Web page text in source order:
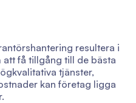
resultera i
att få tillgång till de bästa
tjänster,
kan företag ligga